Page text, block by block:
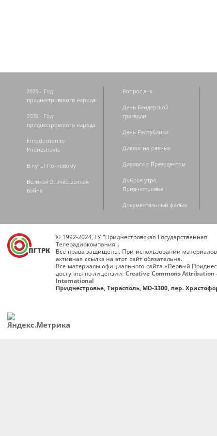
2025 - Год
приднестровского народа
2026 - Год
приднестровского народа
Introduction to
Pridnestrovie
В путь! По-новому
Великая Отечественная
война
Вопрос дня
День Бендерской
трагедии
День Республики
Диалог на равных
Диалоги с Президентом
Доброе утро,
Приднестровье!
Документальный фильм
© 1992-2024, ГУ "Приднестровская Государственная
Телерадиокомпания".
Все права защищены. При использовании
активная ссылка на этот сайт обязательна.
Все материалы официального сайта «Первый
доступны по лицензии: Creative Commons Attribution
International
Приднестровье, Тирасполь, MD-3300, пер.